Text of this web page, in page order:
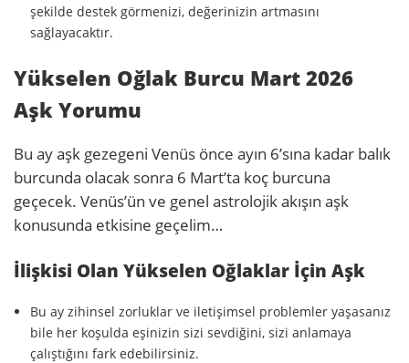
şekilde destek görmenizi, değerinizin artmasını
sağlayacaktır.
Yükselen Oğlak Burcu Mart 2026
Aşk Yorumu
Bu ay aşk gezegeni Venüs önce ayın 6’sına kadar balık
burcunda olacak sonra 6 Mart’ta koç burcuna
geçecek. Venüs’ün ve genel astrolojik akışın aşk
konusunda etkisine geçelim…
İlişkisi Olan Yükselen Oğlaklar İçin Aşk
Bu ay zihinsel zorluklar ve iletişimsel problemler yaşasanız
bile her koşulda eşinizin sizi sevdiğini, sizi anlamaya
çalıştığını fark edebilirsiniz.